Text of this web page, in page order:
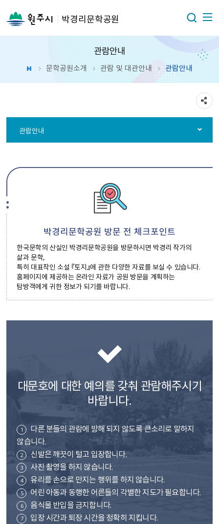
박경리문학공원
관람안내
문학공원소개 관람 및 대관안내 관람안내
관람안내
박경리문학공원 방문 전 체크포인트
한국문학의 산실인 박경리문학공원을 방문하시면 박경리 작가의
삶과 문학,
특히 대표작인 소설 『토지』에 관한 다양한 자료를 보실 수 있습니다.
홈페이지에 제공하는 온라인 자료가 공원 방문을 계획하는
탐방객에게 귀한 정보가 되기를 바랍니다.
대문호에 대한 예의를 갖춰 관람해주시기
바랍니다.
1
다른 분들의 관람에 방해 되지 않도록 큰소리로 말하지
않습니다.
2 신발은 깨끗이 털고 입장합니다.
3 사진 촬영을 하지 않습니다.
4 유리를 손으로 만지는 행위를 하지 않습니다.
5 어린 아동과 동행한 어른들의 각별한 지도가 필요합니다.
6 음식물 반입을 금지합니다.
7 입장 시간과 퇴장 시간을 정확히 지킵니다.